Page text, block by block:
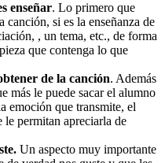
enseñar. Lo primero que
canción, si es la enseñanza de
, un tema, etc., de forma
que contenga lo que
de la canción. Además
más le puede sacar el alumno
emoción que transmite, el
le permitan apreciarla de
Un aspecto muy importante